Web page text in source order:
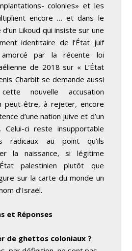
colonies» et les
encore … et dans le
Likoud qui insiste sur une
identitaire de l’État juif
par la récente loi
de 2018 sur « L’État
Charbit se demande aussi
nouvelle accusation
peut-être, à rejeter, encore
d’une nation juive et d’un
Celui-ci reste insupportable
radicaux au point qu’ils
la naissance, si légitime
palestinien plutôt que
sur la carte du monde un
d’Israël.
et Réponses
de ghettos coloniaux ?